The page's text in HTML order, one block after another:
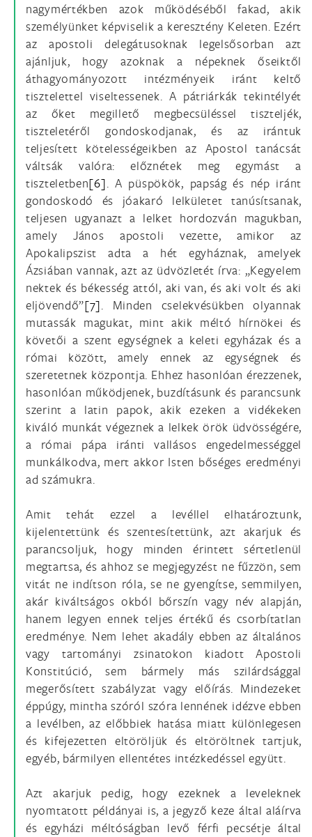
nagymértékben azok működéséből fakad, akik
személyünket képviselik a keresztény Keleten. Ezért
az apostoli delegátusoknak legelsősorban azt
ajánljuk, hogy azoknak a népeknek őseiktől
áthagyományozott intézményeik iránt keltő
tisztelettel viseltessenek. A pátriárkák tekintélyét
az őket megillető megbecsüléssel tiszteljék,
tiszteletéről gondoskodjanak, és az irántuk
teljesített kötelességeikben az Apostol tanácsát
váltsák valóra: előznétek meg egymást a
tiszteletben[6]. A püspökök, papság és nép iránt
gondoskodó és jóakaró lelkületet tanúsítsanak,
teljesen ugyanazt a lelket hordozván magukban,
amely János apostoli vezette, amikor az
Apokalipszist adta a hét egyháznak, amelyek
Ázsiában vannak, azt az üdvözletét írva: „Kegyelem
nektek és békesség attól, aki van, és aki volt és aki
eljövendő”[7]. Minden cselekvésükben olyannak
mutassák magukat, mint akik méltó hírnökei és
követői a szent egységnek a keleti egyházak és a
római között, amely ennek az egységnek és
szeretetnek központja. Ehhez hasonlóan érezzenek,
hasonlóan működjenek, buzdításunk és parancsunk
szerint a latin papok, akik ezeken a vidékeken
kiváló munkát végeznek a lelkek örök üdvösségére,
a római pápa iránti vallásos engedelmességgel
munkálkodva, mert akkor Isten bőséges eredményi
ad számukra.
Amit tehát ezzel a levéllel elhatároztunk,
kijelentettünk és szentesítettünk, azt akarjuk és
parancsoljuk, hogy minden érintett sértetlenül
megtartsa, és ahhoz se megjegyzést ne fűzzön, sem
vitát ne indítson róla, se ne gyengítse, semmilyen,
akár kiváltságos okból bőrszín vagy név alapján,
hanem legyen ennek teljes értékű és csorbítatlan
eredménye. Nem lehet akadály ebben az általános
vagy tartományi zsinatokon kiadott Apostoli
Konstitúció, sem bármely más szilárdsággal
megerősített szabályzat vagy előírás. Mindezeket
éppúgy, mintha szóról szóra lennének idézve ebben
a levélben, az előbbiek hatása miatt különlegesen
és kifejezetten eltöröljük és eltöröltnek tartjuk,
egyéb, bármilyen ellentétes intézkedéssel együtt.
Azt akarjuk pedig, hogy ezeknek a leveleknek
nyomtatott példányai is, a jegyző keze által aláírva
és egyházi méltóságban levő férfi pecsétje által